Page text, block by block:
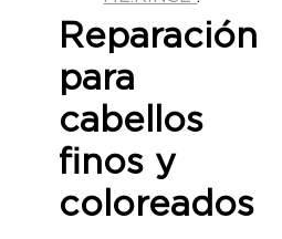
Reparación
para
cabellos
finos y
coloreados